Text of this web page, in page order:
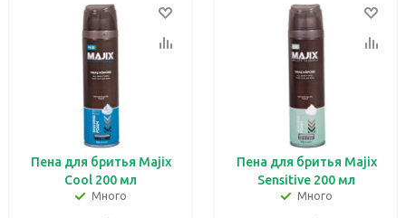
Пена для бритья Majix
Cool 200 мл
Много
Пена для бритья Majix
Sensitive 200 мл
Много